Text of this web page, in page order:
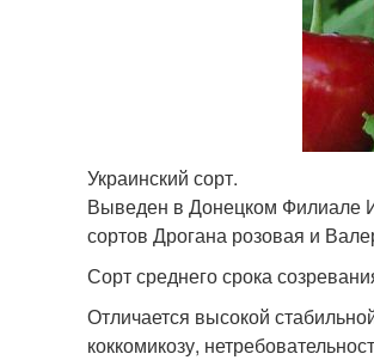
Украинский сорт.
Выведен в Донецком Филиале
сортов Дрогана розовая и
Сорт среднего срока
Отличается высокой
коккомикозу,